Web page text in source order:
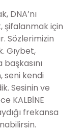
DNA’nı
için
Sözlerimizin
Gıybet,
seni kendi
Sesinin ve
KALBİNE
frekansa